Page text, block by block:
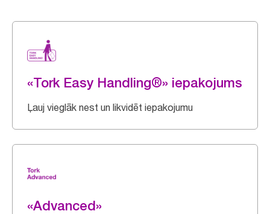
«Tork Easy Handling®» iepakojums
Ļauj vieglāk nest un likvidēt iepakojumu
«Advanced»